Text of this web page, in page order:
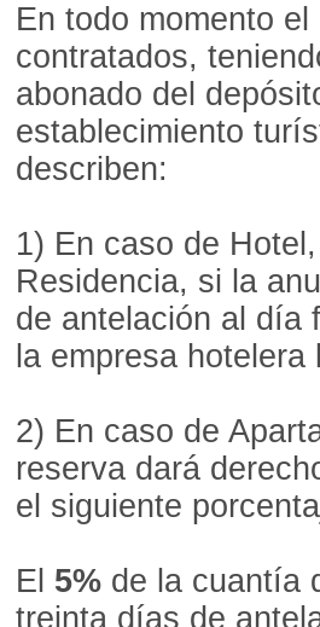
En todo momento
contratados,
abonado del
establecimiento
describen:
1) En caso de
Residencia, si la
de antelación al día
la empresa
2) En caso de
reserva dará
el siguiente
El 5% de la cuantía
treinta días de